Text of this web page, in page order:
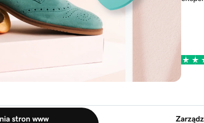
stron www